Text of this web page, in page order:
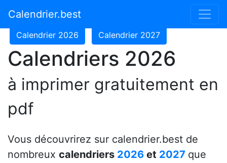
Calendrier.best
Calendrier 2024
Calendrier 2026 Calendrier 2027
Calendriers 2026
à imprimer gratuitement en
pdf
Vous découvrirez sur calendrier.best de
nombreux calendriers 2026 et 2027 que